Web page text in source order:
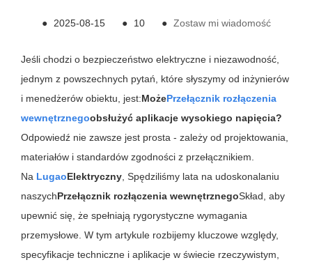
● 2025-08-15 ● 10 ● Zostaw mi wiadomość
Jeśli chodzi o bezpieczeństwo elektryczne i niezawodność,
jednym z powszechnych pytań, które słyszymy od inżynierów
i menedżerów obiektu, jest:MożePrzełącznik rozłączenia
wewnętrznegoobsłużyć aplikacje wysokiego napięcia?
Odpowiedź nie zawsze jest prosta - zależy od projektowania,
materiałów i standardów zgodności z przełącznikiem.
Na LugaoElektryczny, Spędziliśmy lata na udoskonalaniu
naszychPrzełącznik rozłączenia wewnętrznegoSkład, aby
upewnić się, że spełniają rygorystyczne wymagania
przemysłowe. W tym artykule rozbijemy kluczowe względy,
specyfikacje techniczne i aplikacje w świecie rzeczywistym,